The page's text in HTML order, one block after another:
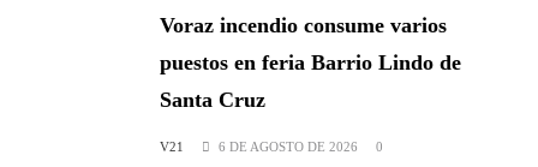
Voraz incendio consume varios
puestos en feria Barrio Lindo de
Santa Cruz
V21 6 DE AGOSTO DE 2026 0